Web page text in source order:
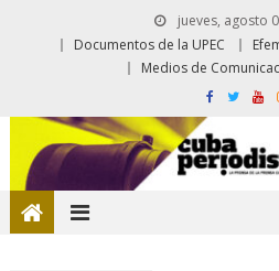
jueves, agosto
Documentos de la UPEC
Medios de